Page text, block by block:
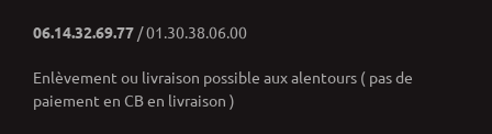
06.14.32.69.77 / 01.30.38.06.00
Enlèvement ou livraison possible aux alentours ( pas de
paiement en CB en livraison )